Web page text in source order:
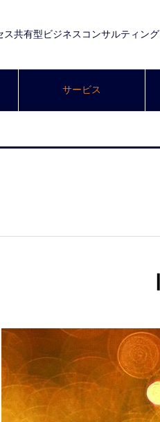
ス共有型ビジネスコンサルティング
サービス